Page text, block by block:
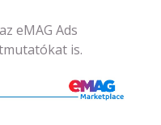
eMAG Ads
is.